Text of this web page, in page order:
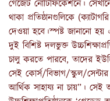
গেজেট নোটিফিকেশনে।
থাকা প্রতিষ্ঠানগুলিকে
দেওয়া হবে।স্পষ্ট জানানো
দুই বিশিষ্ট দলভুক্ত
চালু করতে পারবে, তাদের
সেই কোর্স/বিভাগ/স্কুল/
আর্থিক সাহায্য না চায়”।